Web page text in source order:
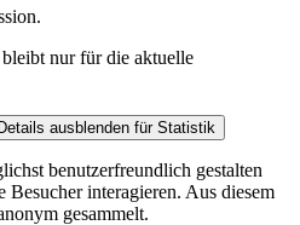
nur für die aktuelle
Details ausblenden für Statistik
benutzerfreundlich gestalten
interagieren. Aus diesem
gesammelt.